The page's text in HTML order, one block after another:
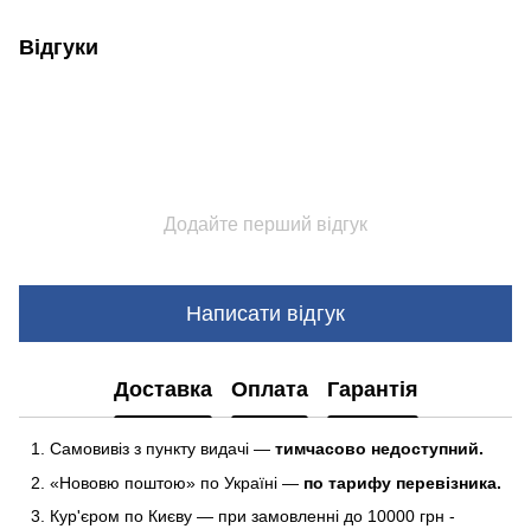
Відгуки
Додайте перший відгук
Написати відгук
Доставка Оплата Гарантія
Самовивіз з пункту видачі — тимчасово недоступний.
«Нововю поштою» по Україні — по тарифу перевізника.
Кур'єром по Києву — при замовленні до 10000 грн -